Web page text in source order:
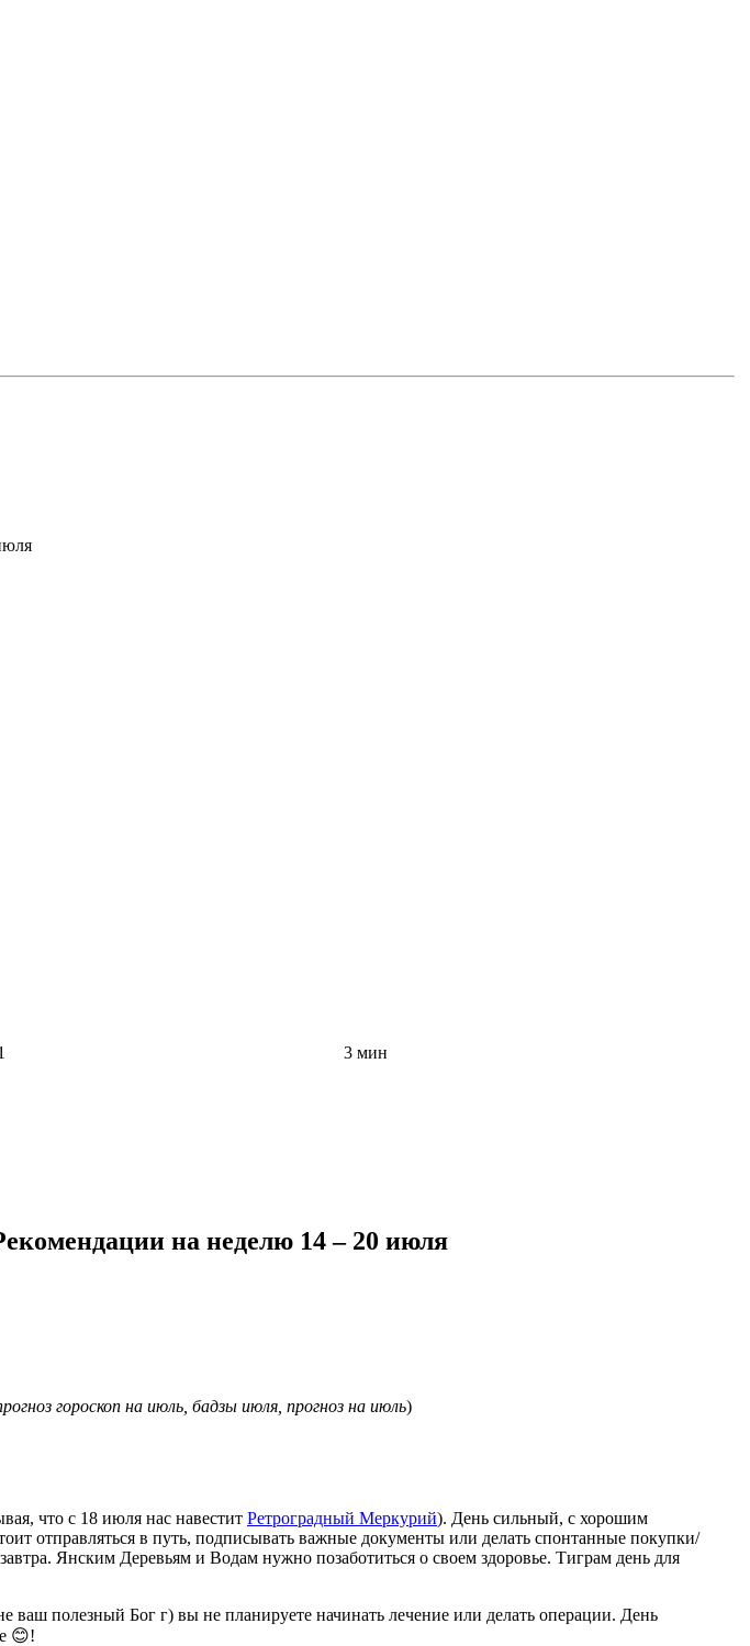
3 мин
на неделю 14 – 20 июля
гороскоп на июль, бадзы июля, прогноз на июль)
что с 18 июля нас навестит Ретроградный Меркурий). День сильный, с хорошим
отправляться в путь, подписывать важные документы или делать спонтанные покупки/
Янским Деревьям и Водам нужно позаботиться о своем здоровье. Тиграм день для
полезный Бог г) вы не планируете начинать лечение или делать операции. День
😊!